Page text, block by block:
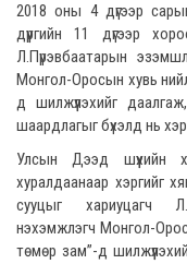
2018 оны 4 дүгээр
дүүргийн 11 дүгээр
Л.Пүрэвбаатарын
Монгол-Оросын хувь
д шилжүүлэхийг
шаардлагыг бүхэлд нь
Улсын Дээд шүүхийн
хуралдаанаар хэргийг
сууцыг хариуцагч
нэхэмжлэгч Монгол-
төмөр зам”-д